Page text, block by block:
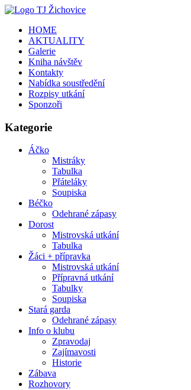
HOME
AKTUALITY
Galerie
Kniha návštěv
Kontakty
Nabídka soustředění
Rozpisy utkání
Sponzoři
Kategorie
Áčko
Mistráky
Tabulka
Přáteláky
Soupiska
Béčko
Odehrané zápasy
Dorost
Mistrovská utkání
Tabulka
Žáci + přípravka
Mistrovská utkání
Přípravná utkání
Tabulky
Soupiska
Stará garda
Odehrané zápasy
Info o klubu
Zpravodaj
Zajímavosti
Historie
Zábava
Rozhovory